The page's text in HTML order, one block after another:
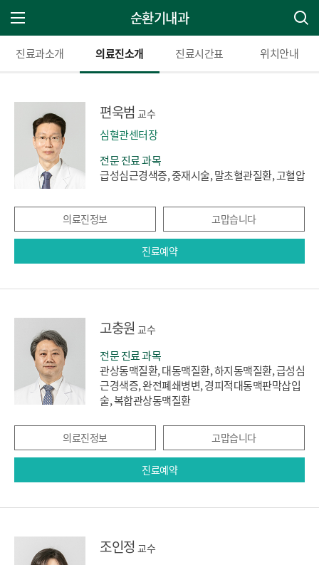
순환기내과
진료과소개 의료진소개 진료시간표 위치안내
편욱범 교수
심혈관센터장
전문 진료 과목
급성심근경색증, 중재시술, 말초혈관질환, 고혈압
의료진정보 고맙습니다
진료예약
고충원 교수
전문 진료 과목
관상동맥질환, 대동맥질환, 하지동맥질환, 급성심
근경색증, 완전폐쇄병변, 경피적대동맥판막삽입
술, 복합관상동맥질환
의료진정보 고맙습니다
진료예약
조인정 교수